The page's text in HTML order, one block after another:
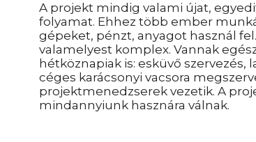
A projekt mindig valami újat,
folyamat. Ehhez több ember
gépeket, pénzt, anyagot használ
valamelyest komplex. Vannak
hétköznapiak is: esküvő szervezés,
céges karácsonyi vacsora
projektmenedzserek vezetik. A
mindannyiunk hasznára válnak.